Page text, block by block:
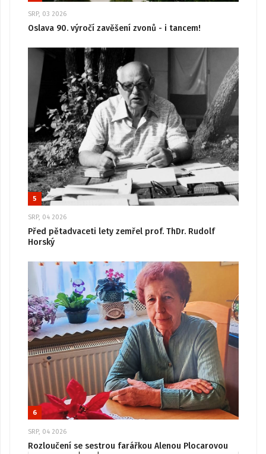
SRP, 03 2026
Oslava 90. výročí zavěšení zvonů - i tancem!
5
SRP, 04 2026
Před pětadvaceti lety zemřel prof. ThDr. Rudolf
Horský
6
SRP, 04 2026
Rozloučení se sestrou farářkou Alenou Plocarovou